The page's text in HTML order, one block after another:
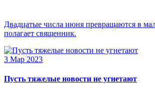
Двадцатые числа июня превращаются в
полагает священник.
3 Мар 2023
Пусть тяжелые новости не угнетают